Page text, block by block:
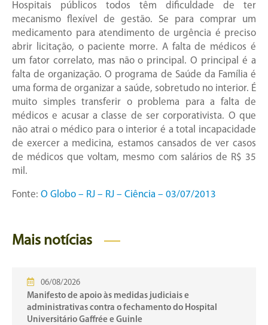
Hospitais públicos todos têm dificuldade de ter
mecanismo flexível de gestão. Se para comprar um
medicamento para atendimento de urgência é preciso
abrir licitação, o paciente morre. A falta de médicos é
um fator correlato, mas não o principal. O principal é a
falta de organização. O programa de Saúde da Família é
uma forma de organizar a saúde, sobretudo no interior. É
muito simples transferir o problema para a falta de
médicos e acusar a classe de ser corporativista. O que
não atrai o médico para o interior é a total incapacidade
de exercer a medicina, estamos cansados de ver casos
de médicos que voltam, mesmo com salários de R$ 35
mil.
Fonte: O Globo – RJ – RJ – Ciência – 03/07/2013
Mais notícias
06/08/2026
Manifesto de apoio às medidas judiciais e
administrativas contra o fechamento do Hospital
Universitário Gaffrée e Guinle